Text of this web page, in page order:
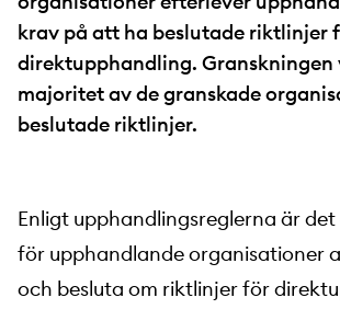
krav på att ha beslutade riktlinjer
direktupphandling. Granskningen
majoritet av de granskade
beslutade riktlinjer.
Enligt upphandlingsreglerna är
för upphandlande organisationer
och besluta om riktlinjer för